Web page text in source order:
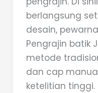
berlangsung
desain,
Pengrajin batik
metode
dan cap
ketelitian tinggi.